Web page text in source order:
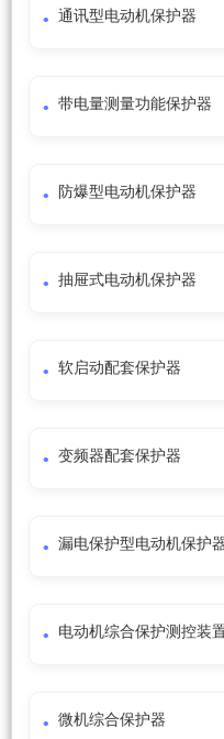
通讯型电动机保护器
带电量测量功能保护器
防爆型电动机保护器
抽屉式电动机保护器
软启动配套保护器
变频器配套保护器
漏电保护型电动机保护
电动机综合保护测控装
微机综合保护器